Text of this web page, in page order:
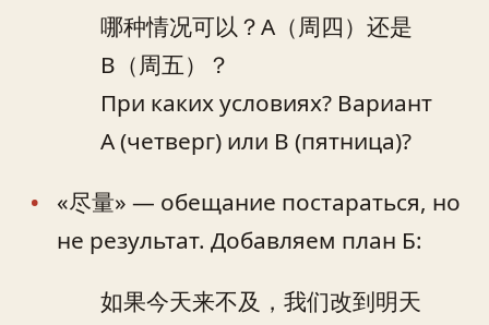
哪种情况可以？A（周四）还是
B（周五）？
При каких условиях? Вариант
A (четверг) или B (пятница)?
«尽量» — обещание постараться, но
не результат. Добавляем план Б:
如果今天来不及，我们改到明天